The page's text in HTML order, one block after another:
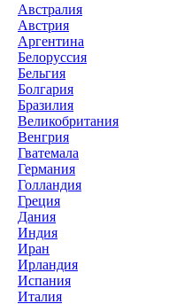
Австралия
Австрия
Аргентина
Белоруссия
Бельгия
Болгария
Бразилия
Великобритания
Венгрия
Гватемала
Германия
Голландия
Греция
Дания
Индия
Иран
Ирландия
Испания
Италия